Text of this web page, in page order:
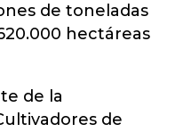
de toneladas
hectáreas
de la
de